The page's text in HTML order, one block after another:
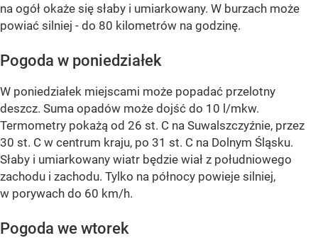
na ogół okaże się słaby i umiarkowany. W burzach może
powiać silniej - do 80 kilometrów na godzinę.
Pogoda w poniedziałek
W poniedziałek miejscami może popadać przelotny
deszcz. Suma opadów może dojść do 10 l/mkw.
Termometry pokażą od 26 st. C na Suwalszczyźnie, przez
30 st. C w centrum kraju, po 31 st. C na Dolnym Śląsku.
Słaby i umiarkowany wiatr będzie wiał z południowego
zachodu i zachodu. Tylko na północy powieje silniej,
w porywach do 60 km/h.
Pogoda we wtorek